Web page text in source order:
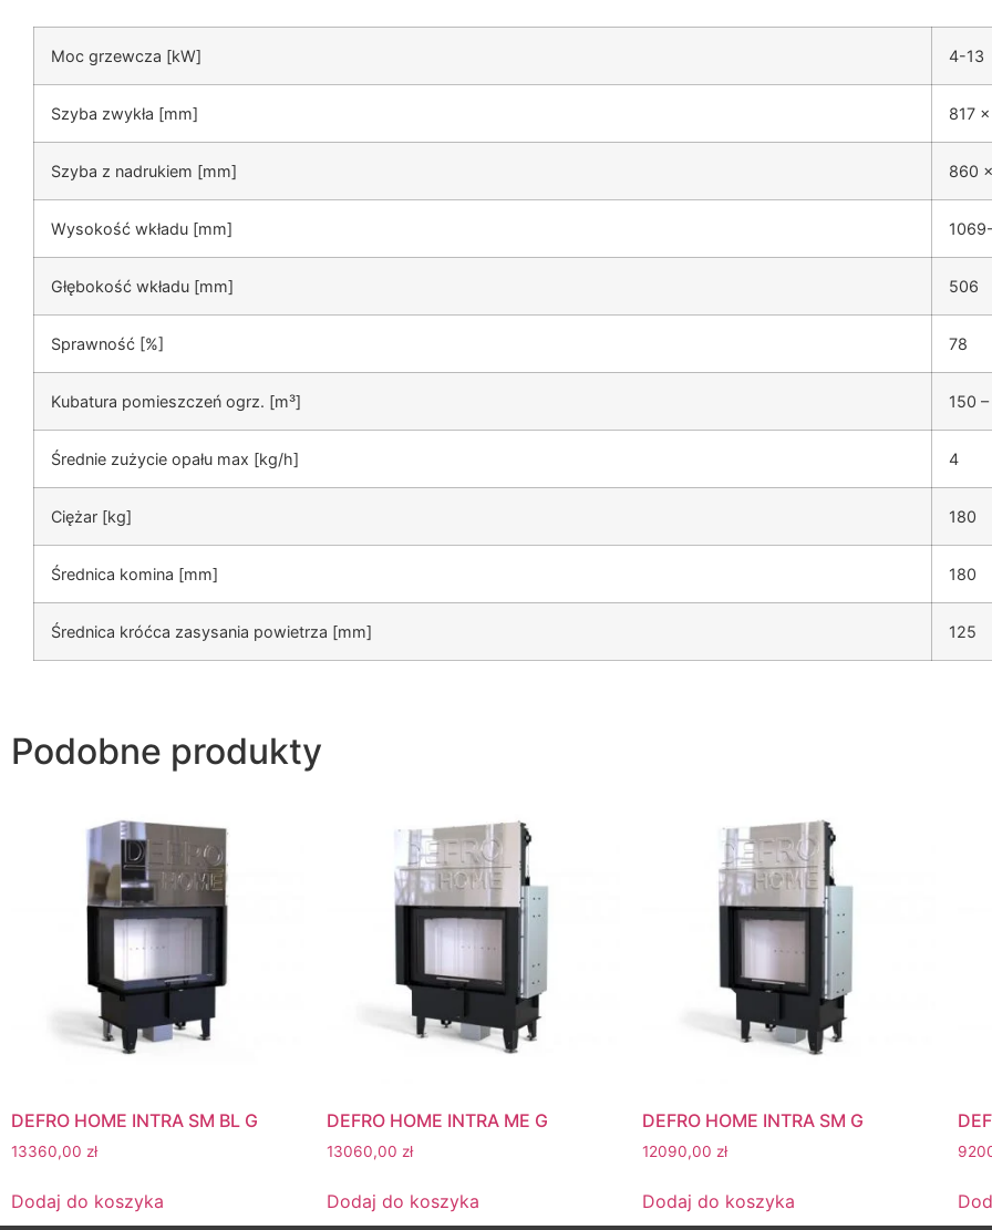
Moc grzewcza [kW] 4-13
Szyba zwykła [mm] 817
Szyba z nadrukiem [mm] 860
Wysokość wkładu [mm]
Głębokość wkładu [mm] 506
Sprawność [%] 78
Kubatura pomieszczeń ogrz. [m³] 150
Średnie zużycie opału max [kg/h] 4
Ciężar [kg] 180
Średnica komina [mm] 180
Średnica króćca zasysania powietrza [mm] 125
Podobne produkty
DEFRO HOME INTRA SM BL G
13360,00 zł
Dodaj do koszyka
DEFRO HOME INTRA ME G
13060,00 zł
Dodaj do koszyka
DEFRO HOME INTRA SM G
12090,00 zł
Dodaj do koszyka